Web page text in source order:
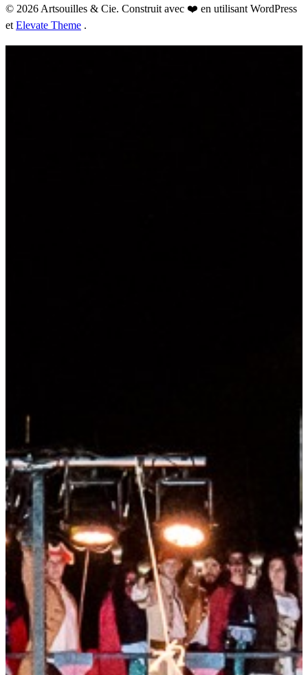
© 2026 Artsouilles & Cie. Construit avec ❤️ en utilisant WordPress
et Elevate Theme .